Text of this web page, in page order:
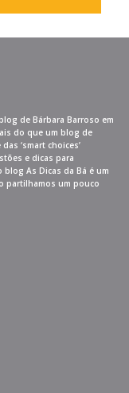
de Bárbara Barroso em
do que um blog de
‘smart choices’
e dicas para
As Dicas da Bá é um
partilhamos um pouco